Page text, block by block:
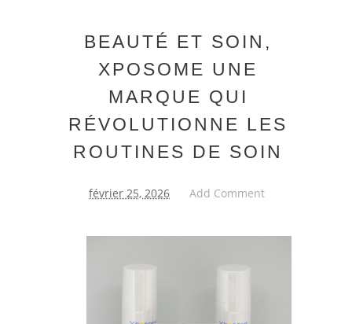
BEAUTÉ ET SOIN,
XPOSOME UNE
MARQUE QUI
RÉVOLUTIONNE LES
ROUTINES DE SOIN
février 25, 2026 Add Comment